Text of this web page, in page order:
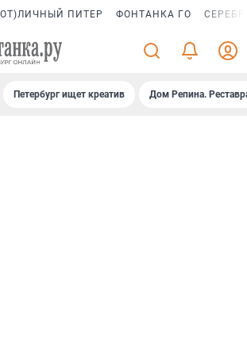
ПИТЕР ФОНТАНКА ГО
Петербург ищет креатив Дом Репина.